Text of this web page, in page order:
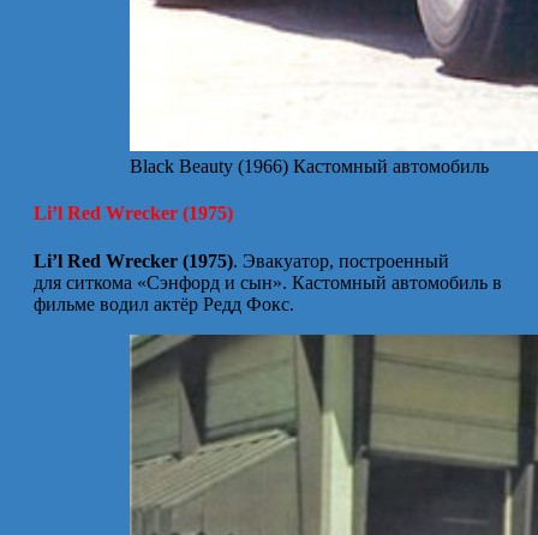
Black Beauty (1966) Кастомный автомобиль
Li’l Red Wrecker (1975)
Li’l Red Wrecker (1975). Эвакуатор, построенный
для ситкома «Сэнфорд и сын». Кастомный автомобиль в
фильме водил актёр Редд Фокс.